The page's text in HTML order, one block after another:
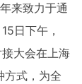
来致力于通
日下午，
大会在上海
方式，为全